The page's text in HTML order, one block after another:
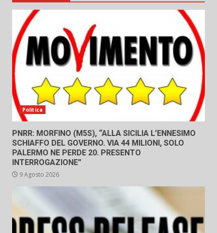
Politica
PNRR: MORFINO (M5S), “ALLA SICILIA L’ENNESIMO
SCHIAFFO DEL GOVERNO. VIA 44 MILIONI, SOLO
PALERMO NE PERDE 20. PRESENTO
INTERROGAZIONE”
9 Agosto 2026